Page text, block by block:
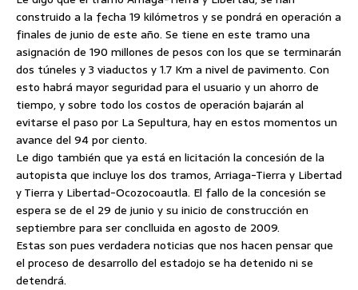
construido a la fecha 19 kilómetros y se pondrá en operación a
finales de junio de este año. Se tiene en este tramo una
asignación de 190 millones de pesos con los que se terminarán
dos túneles y 3 viaductos y 1.7 Km a nivel de pavimento. Con
esto habrá mayor seguridad para el usuario y un ahorro de
tiempo, y sobre todo los costos de operación bajarán al
evitarse el paso por La Sepultura, hay en estos momentos un
avance del 94 por ciento.
Le digo también que ya está en licitación la concesión de la
autopista que incluye los dos tramos, Arriaga-Tierra y Libertad
y Tierra y Libertad-Ocozocoautla. El fallo de la concesión se
espera se de el 29 de junio y su inicio de construcción en
septiembre para ser conclluida en agosto de 2009.
Estas son pues verdadera noticias que nos hacen pensar que
el proceso de desarrollo del estadojo se ha detenido ni se
detendrá.